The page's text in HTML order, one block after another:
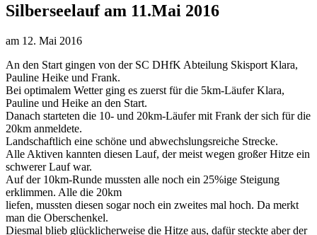
Silberseelauf am 11.Mai 2016
am 12. Mai 2016
An den Start gingen von der SC DHfK Abteilung Skisport Klara,
Pauline Heike und Frank.
Bei optimalem Wetter ging es zuerst für die 5km-Läufer Klara,
Pauline und Heike an den Start.
Danach starteten die 10- und 20km-Läufer mit Frank der sich für die
20km anmeldete.
Landschaftlich eine schöne und abwechslungsreiche Strecke.
Alle Aktiven kannten diesen Lauf, der meist wegen großer Hitze ein
schwerer Lauf war.
Auf der 10km-Runde mussten alle noch ein 25%ige Steigung
erklimmen. Alle die 20km
liefen, mussten diesen sogar noch ein zweites mal hoch. Da merkt
man die Oberschenkel.
Diesmal blieb glücklicherweise die Hitze aus, dafür steckte aber der